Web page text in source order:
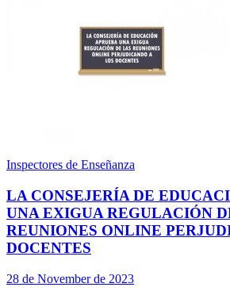
Inspectores de Enseñanza
LA CONSEJERÍA DE
UNA EXIGUA REGULACIÓN
REUNIONES ONLINE
DOCENTES
28 de November de 2023